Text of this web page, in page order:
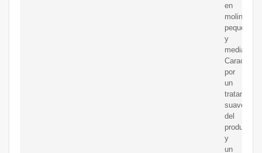
en
molinos
pequeños
y
medianos.
por
un
tratamiento
suave
del
producto
y
un